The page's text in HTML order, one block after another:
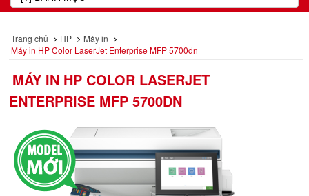
Trang chủ HP
Máy in
Máy in HP Color LaserJet Enterprise MFP 5700dn
MÁY IN HP COLOR LASERJET
ENTERPRISE MFP 5700DN